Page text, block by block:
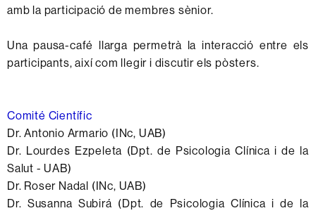
amb la participació de membres sènior.
Una pausa-café llarga permetrà la interacció entre els
participants, així com llegir i discutir els pòsters.
Comité Científic
Dr. Antonio Armario (INc, UAB)
Dr. Lourdes Ezpeleta (Dpt. de Psicologia Clínica i de la
Salut - UAB)
Dr. Roser Nadal (INc, UAB)
Dr. Susanna Subirá (Dpt. de Psicologia Clínica i de la